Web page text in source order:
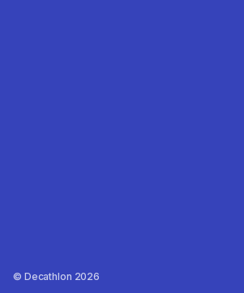
Decathlon 2026 ©